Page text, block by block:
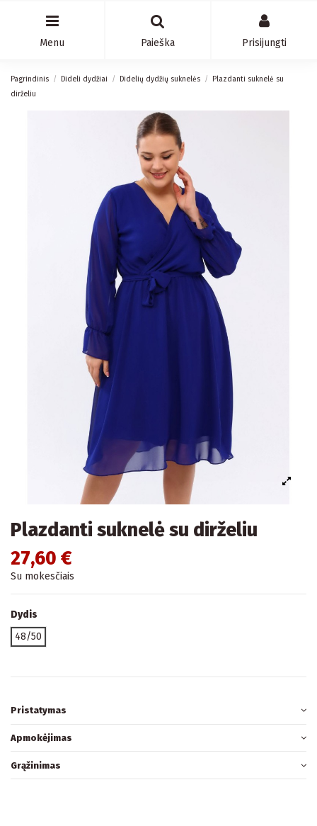
Menu Paieška Prisijungti
Pagrindinis Dideli dydžiai Didelių dydžių suknelės
Plazdanti suknelė su
dirželiu
Plazdanti suknelė su dirželiu
27,60 €
Su mokesčiais
Dydis
48/50
Pristatymas
Apmokėjimas
Grąžinimas